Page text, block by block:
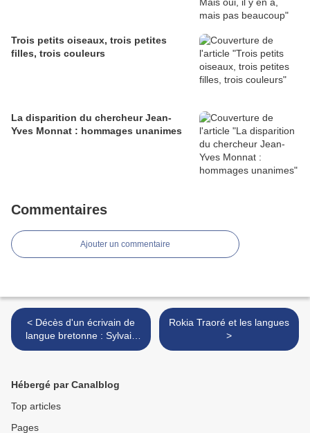
Trois petits oiseaux, trois petites
filles, trois couleurs
La disparition du chercheur Jean-
Yves Monnat : hommages unanimes
Commentaires
Ajouter un commentaire
< Décès d'un écrivain de
langue bretonne : Sylvain
Loguillard
Rokia Traoré et les langues
>
Hébergé par Canalblog
Top articles
Pages